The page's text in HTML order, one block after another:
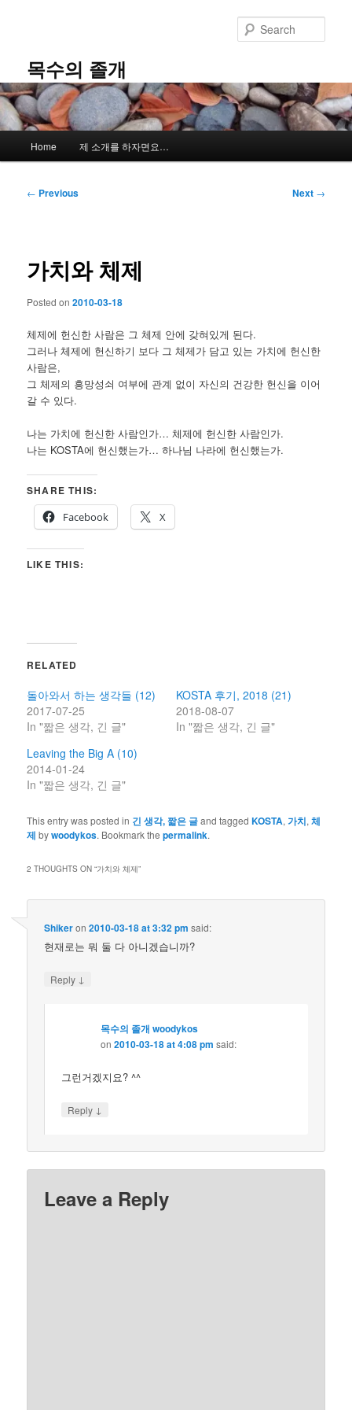
content목수의 졸개
Home 제 소개를 하자면요…
Post
← Previous Next →
가치와 체제
Posted on2010-03-18
체제에 헌신한 사람은 그 체제 안에 갖혀있게 된다.
그러나 체제에 헌신하기 보다 그 체제가 담고 있는 가치에 헌신한
사람은,
그 체제의 흥망성쇠 여부에 관계 없이 자신의 건강한 헌신을 이어
갈 수 있다.
나는 가치에 헌신한 사람인가… 체제에 헌신한 사람인가.
나는 KOSTA에 헌신했는가… 하나님 나라에 헌신했는가.
SHARE THIS:
Facebook
X
LIKE THIS:
RELATED
돌아와서 하는 생각들 (12)
2017-07-25
In "짧은 생각, 긴 글"
KOSTA 후기, 2018 (21)
2018-08-07
In "짧은 생각, 긴 글"
Leaving the Big A (10)
2014-01-24
In "짧은 생각, 긴 글"
This entry was posted in 긴 생각, 짧은 글and taggedKOSTA,가치,체
제 bywoodykos. Bookmark thepermalink.
2 THOUGHTS ON “가치와 체제”
Shikeron2010-03-18 at 3:32 pm said:
현재로는 뭐 둘 다 아니겠습니까?
Reply ↓
목수의 졸개 woodykos
on2010-03-18 at 4:08 pm said:
그런거겠지요? ^^
Reply ↓
Leave a Reply